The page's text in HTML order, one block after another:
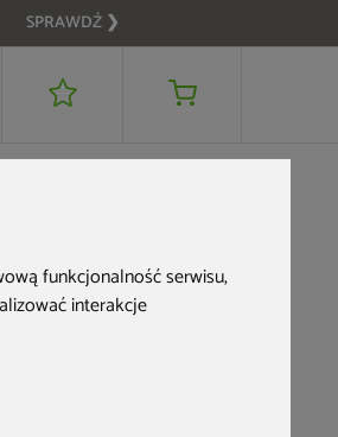
funkcjonalność serwisu,
interakcje
SPRAWDŹ ❯
DODAJ DO KOSZYKA